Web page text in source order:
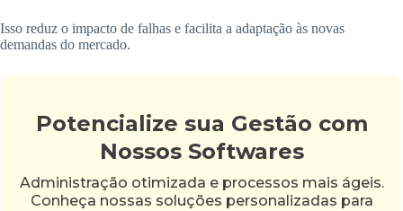
Isso reduz o impacto de falhas e facilita a adaptação às novas
demandas do mercado.
Potencialize sua Gestão com
Nossos Softwares
Administração otimizada e processos mais ágeis.
Conheça nossas soluções personalizadas para